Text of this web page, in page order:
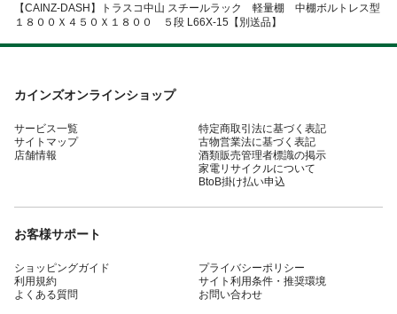
【CAINZ-DASH】トラスコ中山 スチールラック 軽量棚 中棚ボルトレス型
１８００Ｘ４５０Ｘ１８００ ５段 L66X-15【別送品】
カインズオンラインショップ
サービス一覧
サイトマップ
店舗情報
特定商取引法に基づく表記
古物営業法に基づく表記
酒類販売管理者標識の掲示
家電リサイクルについて
BtoB掛け払い申込
お客様サポート
ショッピングガイド
利用規約
よくある質問
プライバシーポリシー
サイト利用条件・推奨環境
お問い合わせ